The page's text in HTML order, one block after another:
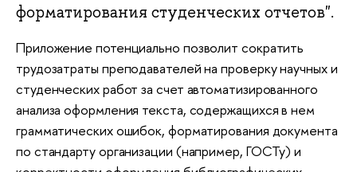
форматирования студенческих отчетов".
Приложение потенциально позволит сократить
трудозатраты преподавателей на проверку научных и
студенческих работ за счет автоматизированного
анализа оформления текста, содержащихся в нем
грамматических ошибок, форматирования документа
по стандарту организации (например, ГОСТу) и